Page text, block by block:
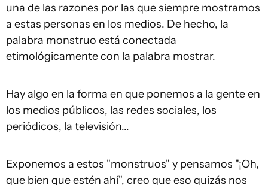
una de las razones por las que siempre mostramos
a estas personas en los medios. De hecho, la
palabra monstruo está conectada
etimológicamente con la palabra mostrar.
Hay algo en la forma en que ponemos a la gente en
los medios públicos, las redes sociales, los
periódicos, la televisión...
Exponemos a estos "monstruos" y pensamos "¡Oh,
que bien que estén ahí", creo que eso quizás nos